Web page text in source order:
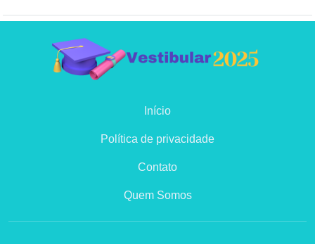
Início
Política de privacidade
Contato
Quem Somos